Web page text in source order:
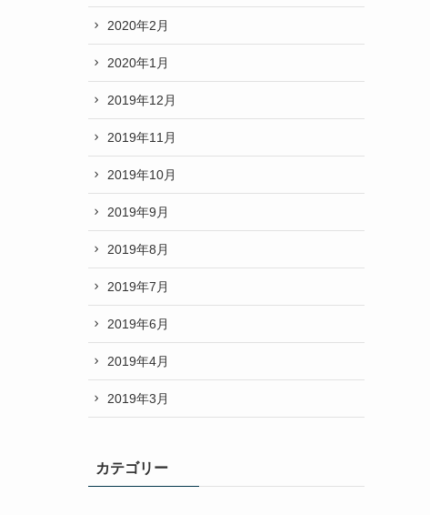
2020年2月
2020年1月
2019年12月
2019年11月
2019年10月
2019年9月
2019年8月
2019年7月
2019年6月
2019年4月
2019年3月
カテゴリー